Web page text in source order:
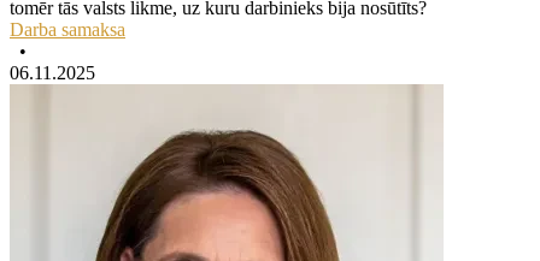
tomēr tās valsts likme, uz kuru darbinieks bija nosūtīts?
Darba samaksa
•
06.11.2025